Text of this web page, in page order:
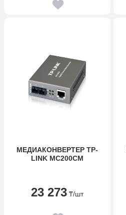
МЕДИАКОНВЕРТЕР TP-
LINK MC200CM
23 273 ₸/шт